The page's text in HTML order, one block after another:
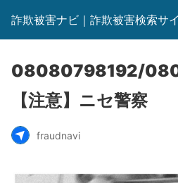
詐欺被害ナビ｜詐欺被害検索サ
08080798192/
【注意】ニセ警察
fraudnavi